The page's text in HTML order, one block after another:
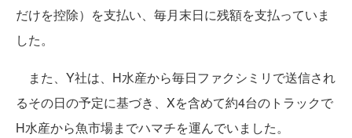
だけを控除）を支払い、毎月末日に残額を支払っていま
した。
また、Y社は、H水産から毎日ファクシミリで送信され
るその日の予定に基づき、Xを含めて約4台のトラックで
H水産から魚市場までハマチを運んでいました。